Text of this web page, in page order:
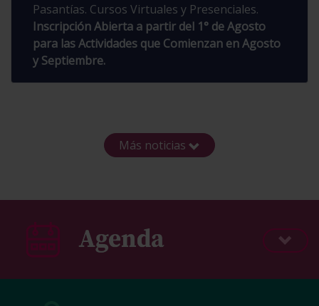
Pasantías. Cursos Virtuales y Presenciales.
Inscripción Abierta a partir del 1° de Agosto
para las Actividades que Comienzan en Agosto
y Septiembre.
Más noticias